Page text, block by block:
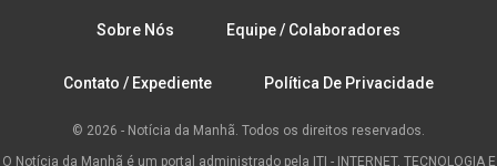
Sobre Nós Equipe / Colaboradores
Contato / Expediente Política De Privacidade
© 2026 - Notícia da Manhã. Todos os direitos reservados.
O Notícia da Manhã é um portal administrado pela ITI - INTERNET, TECNOLOGIA E